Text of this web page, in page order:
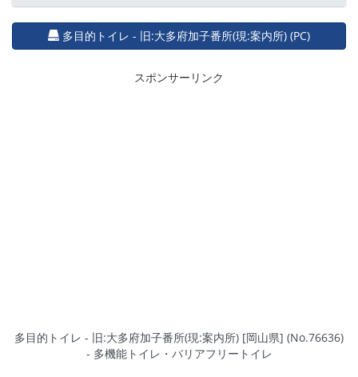
多目的トイレ - 旧:大多府加子番所(現:案内所) (PC)
スポンサーリンク
多目的トイレ - 旧:大多府加子番所(現:案内所) [岡山県] (No.76636)
- 多機能トイレ・バリアフリートイレ